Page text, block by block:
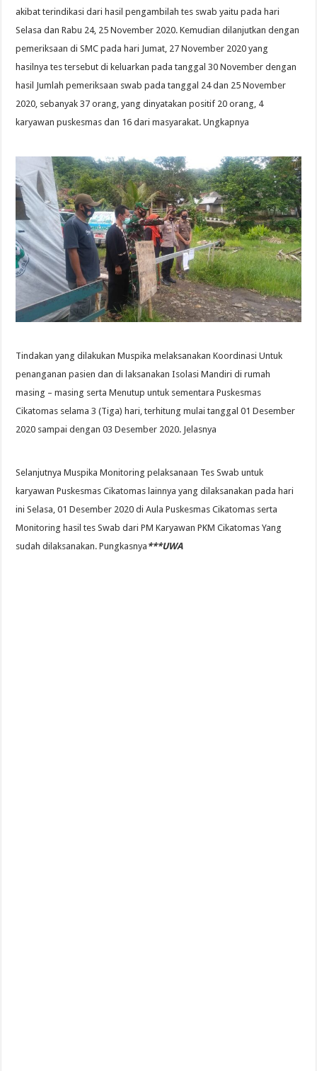
akibat terindikasi dari hasil pengambilah tes swab yaitu pada hari
Selasa dan Rabu 24, 25 November 2020. Kemudian dilanjutkan dengan
pemeriksaan di SMC pada hari Jumat, 27 November 2020 yang
hasilnya tes tersebut di keluarkan pada tanggal 30 November dengan
hasil Jumlah pemeriksaan swab pada tanggal 24 dan 25 November
2020, sebanyak 37 orang, yang dinyatakan positif 20 orang, 4
karyawan puskesmas dan 16 dari masyarakat. Ungkapnya
Tindakan yang dilakukan Muspika melaksanakan Koordinasi Untuk
penanganan pasien dan di laksanakan Isolasi Mandiri di rumah
masing – masing serta Menutup untuk sementara Puskesmas
Cikatomas selama 3 (Tiga) hari, terhitung mulai tanggal 01 Desember
2020 sampai dengan 03 Desember 2020. Jelasnya
Selanjutnya Muspika Monitoring pelaksanaan Tes Swab untuk
karyawan Puskesmas Cikatomas lainnya yang dilaksanakan pada hari
ini Selasa, 01 Desember 2020 di Aula Puskesmas Cikatomas serta
Monitoring hasil tes Swab dari PM Karyawan PKM Cikatomas Yang
sudah dilaksanakan. Pungkasnya ***UWA